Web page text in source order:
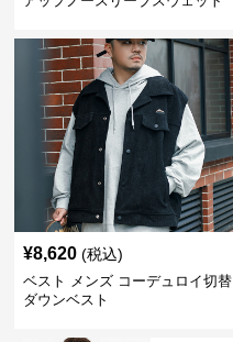
¥8,620 (税込)
ベスト メンズ コーデュロイ切替
ダウンベスト